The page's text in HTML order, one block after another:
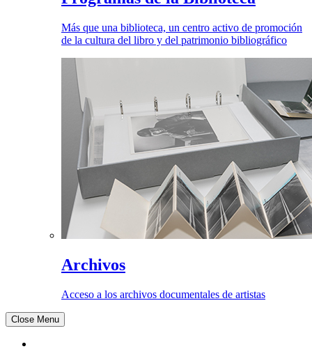
Más que una biblioteca, un centro activo de promoción
de la cultura del libro y del patrimonio bibliográfico
Archivos
Acceso a los archivos documentales de artistas
Close Menu